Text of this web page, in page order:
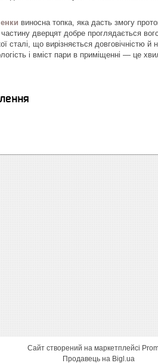
виносна топка, яка дасть змогу
частину дверцят добре проглядається
сталі, що вирізняється
і вміст пари в приміщенні — це
Сайт створений на маркетплейсі
Продавець на Bigl.ua